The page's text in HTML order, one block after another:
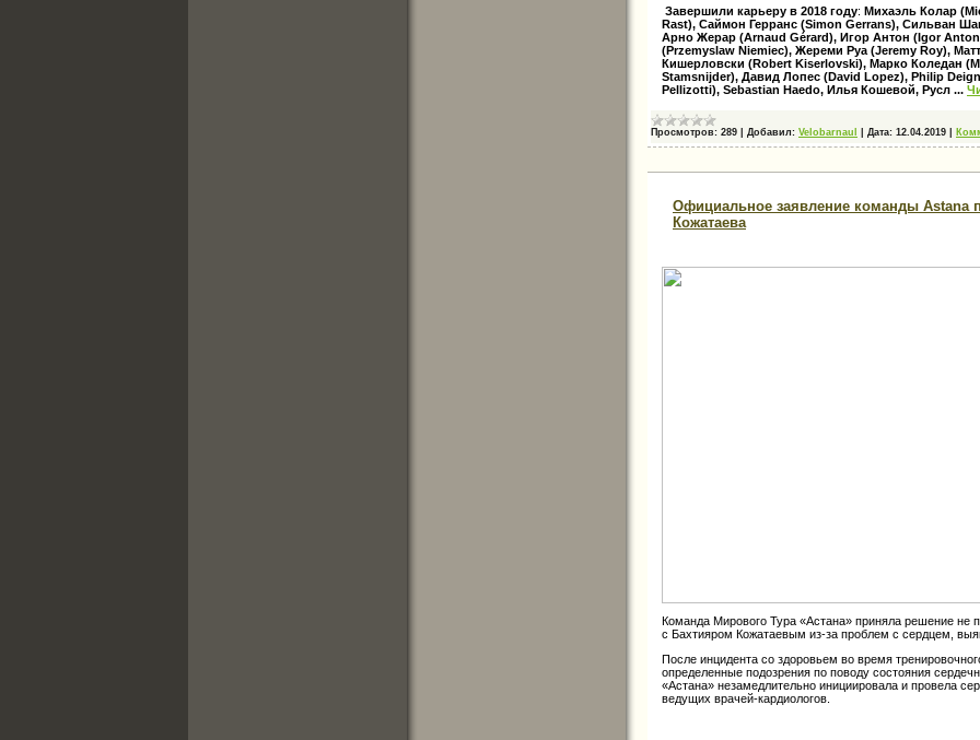
Завершили карьеру в 2018 году: Михаэль Колар
Rast), Саймон Герранс (Simon Gerrans), Сильван
Арно Жерар (Arnaud Gérard), Игор Антон (Igor
(Przemyslaw Niemiec), Жереми Руа (Jeremy Roy),
Кишерловски (Robert Kiserlovski), Марко Коледан
Stamsnijder), Давид Лопес (David Lopez), Philip
Pellizotti), Sebastian Haedo, Илья Кошевой, Русл ...
Просмотров: 289 Добавил: Velobarnaul Дата: 12.04.2019
Официальное заявление команды Astana
Кожатаева
Команда Мирового Тура «Астана» приняла решение не
с Бахтияром Кожатаевым из-за проблем с сердцем,
После инцидента со здоровьем во время
определенные подозрения по поводу состояния
«Астана» незамедлительно инициировала и провела
ведущих врачей-кардиологов.